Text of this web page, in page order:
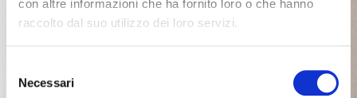
con altre informazioni che ha fornito loro o che hanno
raccolto dal suo utilizzo dei loro servizi.
delNecessari